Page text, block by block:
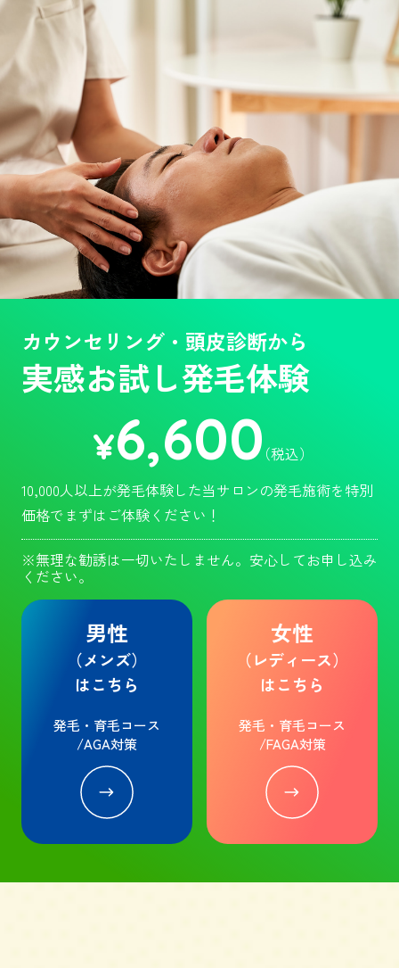
カウンセリング・頭皮診断から
実感お試し発毛体験
¥6,600（税込）
10,000人以上が発毛体験した当サロンの発毛施術を特別
価格でまずはご体験ください！
※無理な勧誘は一切いたしません。安心してお申し込み
ください。
男性
（メンズ）
はこちら
発毛・育毛コース
/AGA対策
女性
（レディース）
はこちら
発毛・育毛コース
/FAGA対策